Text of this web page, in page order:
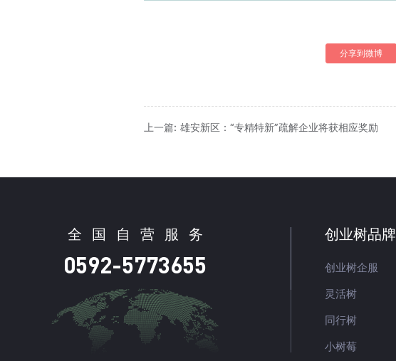
分享到微博
上一篇: 雄安新区：“专精特新”疏解企业将获相应奖励
全 国 自 营 服 务
0592-5773655
创业树品牌
创业树企服
灵活树
同行树
小树莓